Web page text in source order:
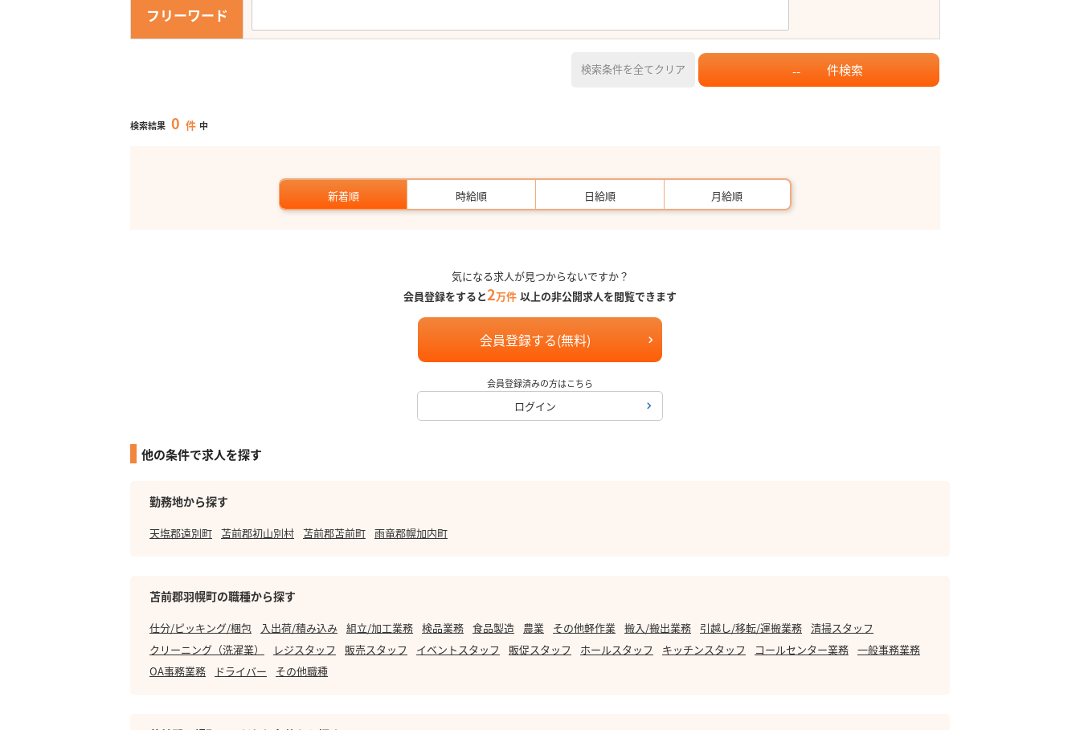
フリーワード
検索条件を全てクリア -- 件検索
検索結果 0 件 中
新着順 時給順 日給順 月給順
気になる求人が見つからないですか？
会員登録をすると2万件 以上の非公開求人を閲覧できます
会員登録する(無料)
会員登録済みの方はこちら
ログイン
他の条件で求人を探す
勤務地から探す
天塩郡遠別町 苫前郡初山別村 苫前郡苫前町 雨竜郡幌加内町
苫前郡羽幌町の職種から探す
仕分/ピッキング/梱包 入出荷/積み込み 組立/加工業務 検品業務 食品製造 農業 その他軽作業 搬入/搬出業務 引越し/移転/運搬業務 清掃スタッフ
クリーニング（洗濯業）
レジスタッフ 販売スタッフ イベントスタッフ 販促スタッフ ホールスタッフ キッチンスタッフ コールセンター業務 一般事務業務
OA事務業務
ドライバー その他職種